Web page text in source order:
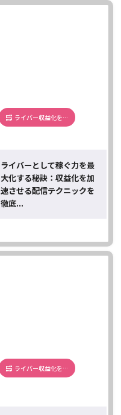
ライバー収益化を…
ライバーとして稼ぐ力を最
大化する秘訣：収益化を加
速させる配信テクニックを
徹底...
ライバー収益化を…